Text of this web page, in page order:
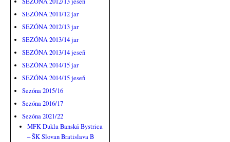
SEZÓNA 2011/12 jar
SEZÓNA 2012/13 jar
SEZÓNA 2013/14 jar
SEZÓNA 2013/14 jeseň
SEZÓNA 2014/15 jar
SEZÓNA 2014/15 jeseň
Sezóna 2015/16
Sezóna 2016/17
Sezóna 2021/22
MFK Dukla Banská Bystrica
– ŠK Slovan Bratislava B